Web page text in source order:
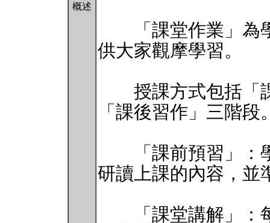
概述
「課堂作業」為學
供大家觀摩學習。
授課方式包括「
「課後習作」三階段
「課前預習」：學
研讀上課的內容，並
「課堂講解」：每